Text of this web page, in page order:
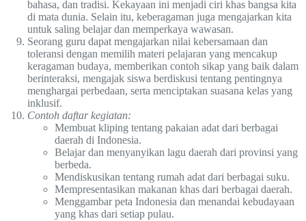
bahasa, dan tradisi. Kekayaan ini menjadi ciri khas bangsa kita
di mata dunia. Selain itu, keberagaman juga mengajarkan kita
untuk saling belajar dan memperkaya wawasan.
Seorang guru dapat mengajarkan nilai kebersamaan dan
toleransi dengan memilih materi pelajaran yang mencakup
keragaman budaya, memberikan contoh sikap yang baik dalam
berinteraksi, mengajak siswa berdiskusi tentang pentingnya
menghargai perbedaan, serta menciptakan suasana kelas yang
inklusif.
Contoh daftar kegiatan:
Membuat kliping tentang pakaian adat dari berbagai
daerah di Indonesia.
Belajar dan menyanyikan lagu daerah dari provinsi yang
berbeda.
Mendiskusikan tentang rumah adat dari berbagai suku.
Mempresentasikan makanan khas dari berbagai daerah.
Menggambar peta Indonesia dan menandai kebudayaan
yang khas dari setiap pulau.